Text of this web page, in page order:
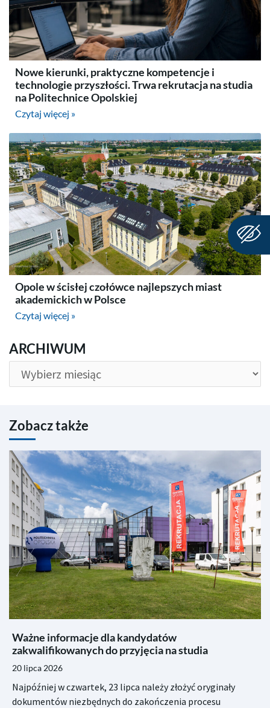
Nowe kierunki, praktyczne kompetencje i
technologie przyszłości. Trwa rekrutacja na studia
na Politechnice Opolskiej
Czytaj więcej »
Opole w ścisłej czołówce najlepszych miast
akademickich w Polsce
Czytaj więcej »
ARCHIWUM
ARCHIWUM
Zobacz także
Ważne informacje dla kandydatów
zakwalifikowanych do przyjęcia na studia
20 lipca 2026
Najpóźniej w czwartek, 23 lipca należy złożyć oryginały
dokumentów niezbędnych do zakończenia procesu